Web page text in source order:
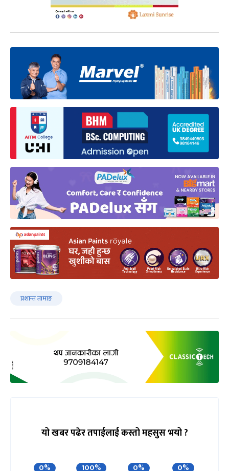
प्रशान्त तामाङ
यो खबर पढेर तपाईलाई कस्तो महसुस भयो ?
0% 100% 0% 0%